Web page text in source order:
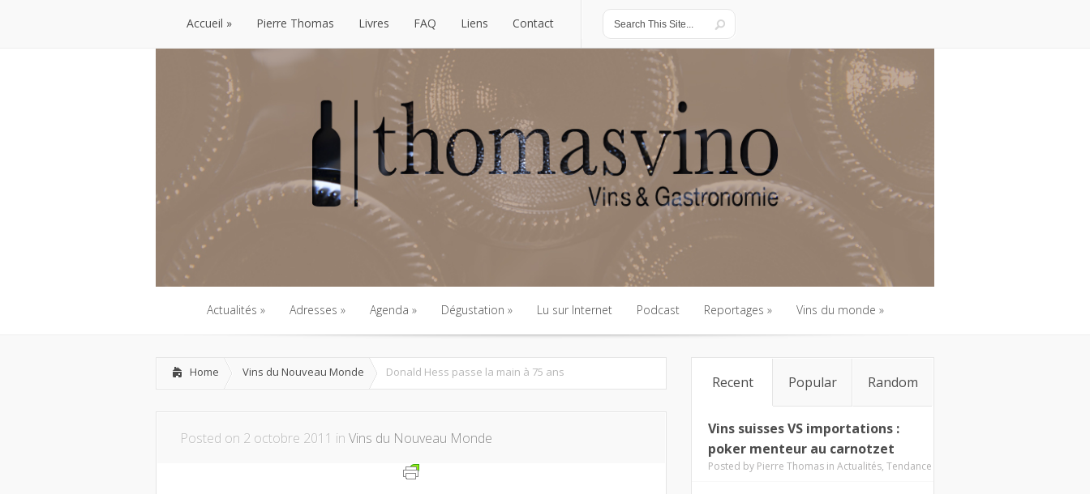
Accueil
Accueil
Pierre Thomas Livres FAQ Liens Contact
Actualités
Actualités
Adresses Agenda
Agenda
Dégustation
Dégustation
Lu sur Internet
Lu sur Internet
Podcast
Podcast
Reportages
Reportages
Vins du monde
Vins du monde
Home Vins du Nouveau Monde Donald Hess passe la main à 75 ans
Posted on 2 octobre 2011 in Vins du Nouveau Monde
Recent Popular Random
Vins suisses VS importations :
poker menteur au carnotzet
Posted by Pierre Thomas in Actualités, Tendance